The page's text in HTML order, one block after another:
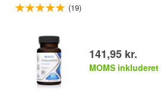
(19)
141,95 kr.
MOMS inkluderet